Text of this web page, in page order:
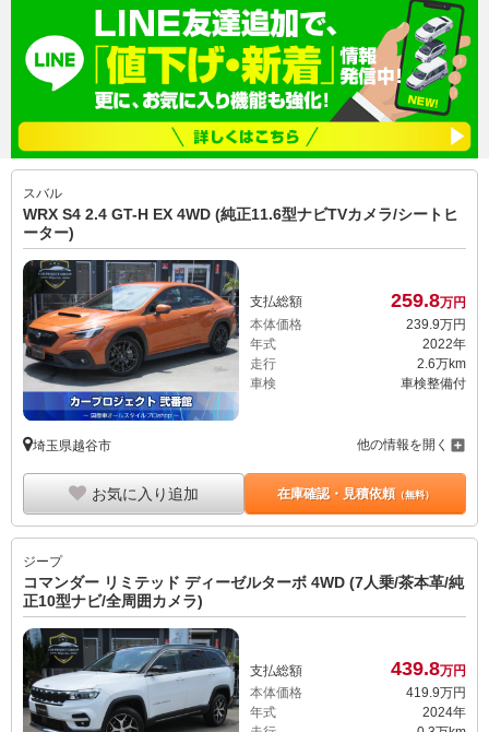
スバル
WRX S4 2.4 GT-H EX 4WD (純正11.6型ナビTVカメラ/シートヒ
ーター)
支払総額 259.8万円
本体価格
239. 9万円
年式
2022年
走行
2.6万km
車検
車検整備付
埼玉県越谷市 他の情報を開く
お気に入り追加 在庫確認・見積依頼（無料）
ジープ
コマンダー リミテッド ディーゼルターボ 4WD (7人乗/茶本革/純
正10型ナビ/全周囲カメラ)
支払総額 439.8万円
本体価格
419.9万円
年式
2024年